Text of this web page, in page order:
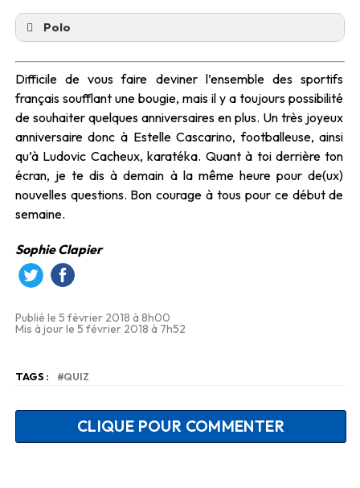
Polo
Difficile de vous faire deviner l’ensemble des sportifs
français soufflant une bougie, mais il y a toujours possibilité
de souhaiter quelques anniversaires en plus. Un très joyeux
anniversaire donc à Estelle Cascarino, footballeuse, ainsi
qu’à Ludovic Cacheux, karatéka. Quant à toi derrière ton
écran, jete dis à demain à la même heure pour de(ux)
nouvelles questions. Bon courage à tous pour ce début de
semaine.
Sophie Clapier
Publié le 5 février 2018 à 8h00
Mis à jour le 5 février 2018 à 7h52
TAGS : QUIZ
CLIQUE POUR COMMENTER